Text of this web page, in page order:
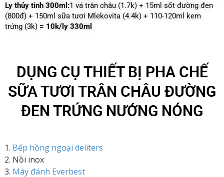
Ly thủy tinh 300ml:1 vá trân châu (1.7k) + 15ml sốt đường đen
(800đ) + 150ml sữa tươi Mlekovita (4.4k) + 110-120ml kem
trứng (3k) = 10k/ly 330ml
DỤNG CỤ THIẾT BỊ PHA CHẾ
SỮA TƯƠI TRÂN CHÂU ĐƯỜNG
ĐEN TRỨNG NƯỚNG NÓNG
Bếp hồng ngoại deliters
Nồi inox
Máy đánh Everbest